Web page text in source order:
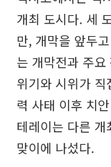
개최 도시다. 세
만, 개막을 앞두
는 개막전과 주
위기와 시위가
력 사태 이후 치
테레이는 다른
맞이에 나섰다.